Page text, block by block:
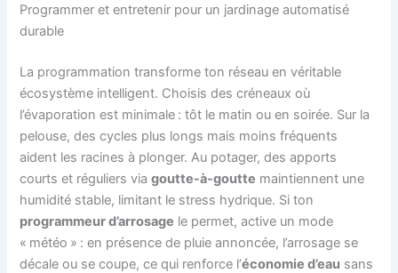
Programmer et entretenir pour un jardinage automatisé
durable
La programmation transforme ton réseau en véritable
écosystème intelligent. Choisis des créneaux où
l’évaporation est minimale : tôt le matin ou en soirée. Sur la
pelouse, des cycles plus longs mais moins fréquents
aident les racines à plonger. Au potager, des apports
courts et réguliers viagoutte-à-goutte maintiennent une
humidité stable, limitant le stress hydrique. Si ton
programmeur d’arrosage le permet, active un mode
« météo » : en présence de pluie annoncée, l’arrosage se
décale ou se coupe, ce qui renforce l’économie d’eau sans